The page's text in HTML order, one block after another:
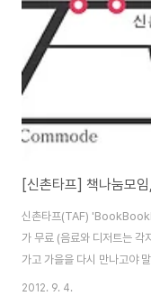
다. 작가가 그린 어떤 이미지
[신촌타프] 책나눔모
신촌타프(TAF)
가 무료 (음료와 디저트는 각
가고 가을을 다시 만나고야
BookBookBook 책 나눔 모
2012. 9. 4.